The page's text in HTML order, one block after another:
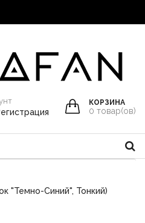
КОРЗИНА
0 товар(ов)
"Темно-Синий", Тонкий)